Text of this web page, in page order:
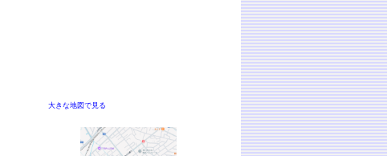
大きな地図で見る